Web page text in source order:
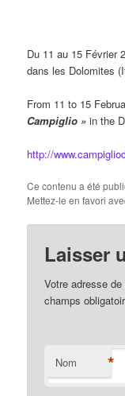
Du 11 au 15 Février
dans les Dolomites
From 11 to 15
Campiglio » in the
http://
Ce contenu a été
Mettez-le en favori
Laisser
Votre adresse
champs
Nom *